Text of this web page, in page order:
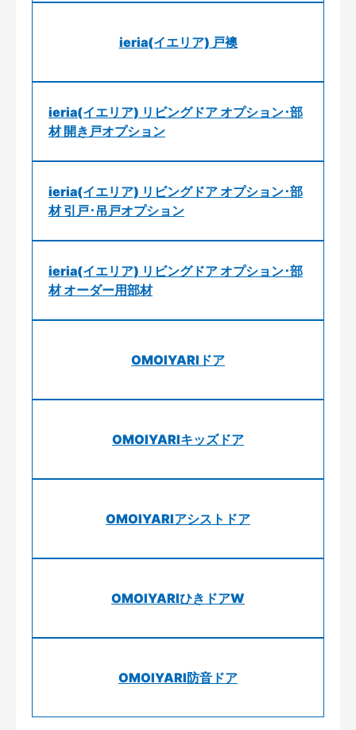
ieria(イエリア) 戸襖
ieria(イエリア) リビングドア オプション･部
材 開き戸オプション
ieria(イエリア) リビングドア オプション･部
材 引戸･吊戸オプション
ieria(イエリア) リビングドア オプション･部
材 オーダー用部材
OMOIYARIドア
OMOIYARIキッズドア
OMOIYARIアシストドア
OMOIYARIひきドアW
OMOIYARI防音ドア